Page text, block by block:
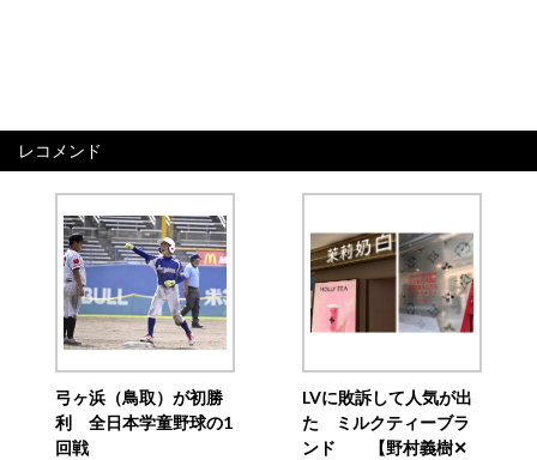
レコメンド
弓ヶ浜（鳥取）が初勝
利 全日本学童野球の1
回戦
LVに敗訴して人気が出
た ミルクティーブラ
ンド 【野村義樹✕